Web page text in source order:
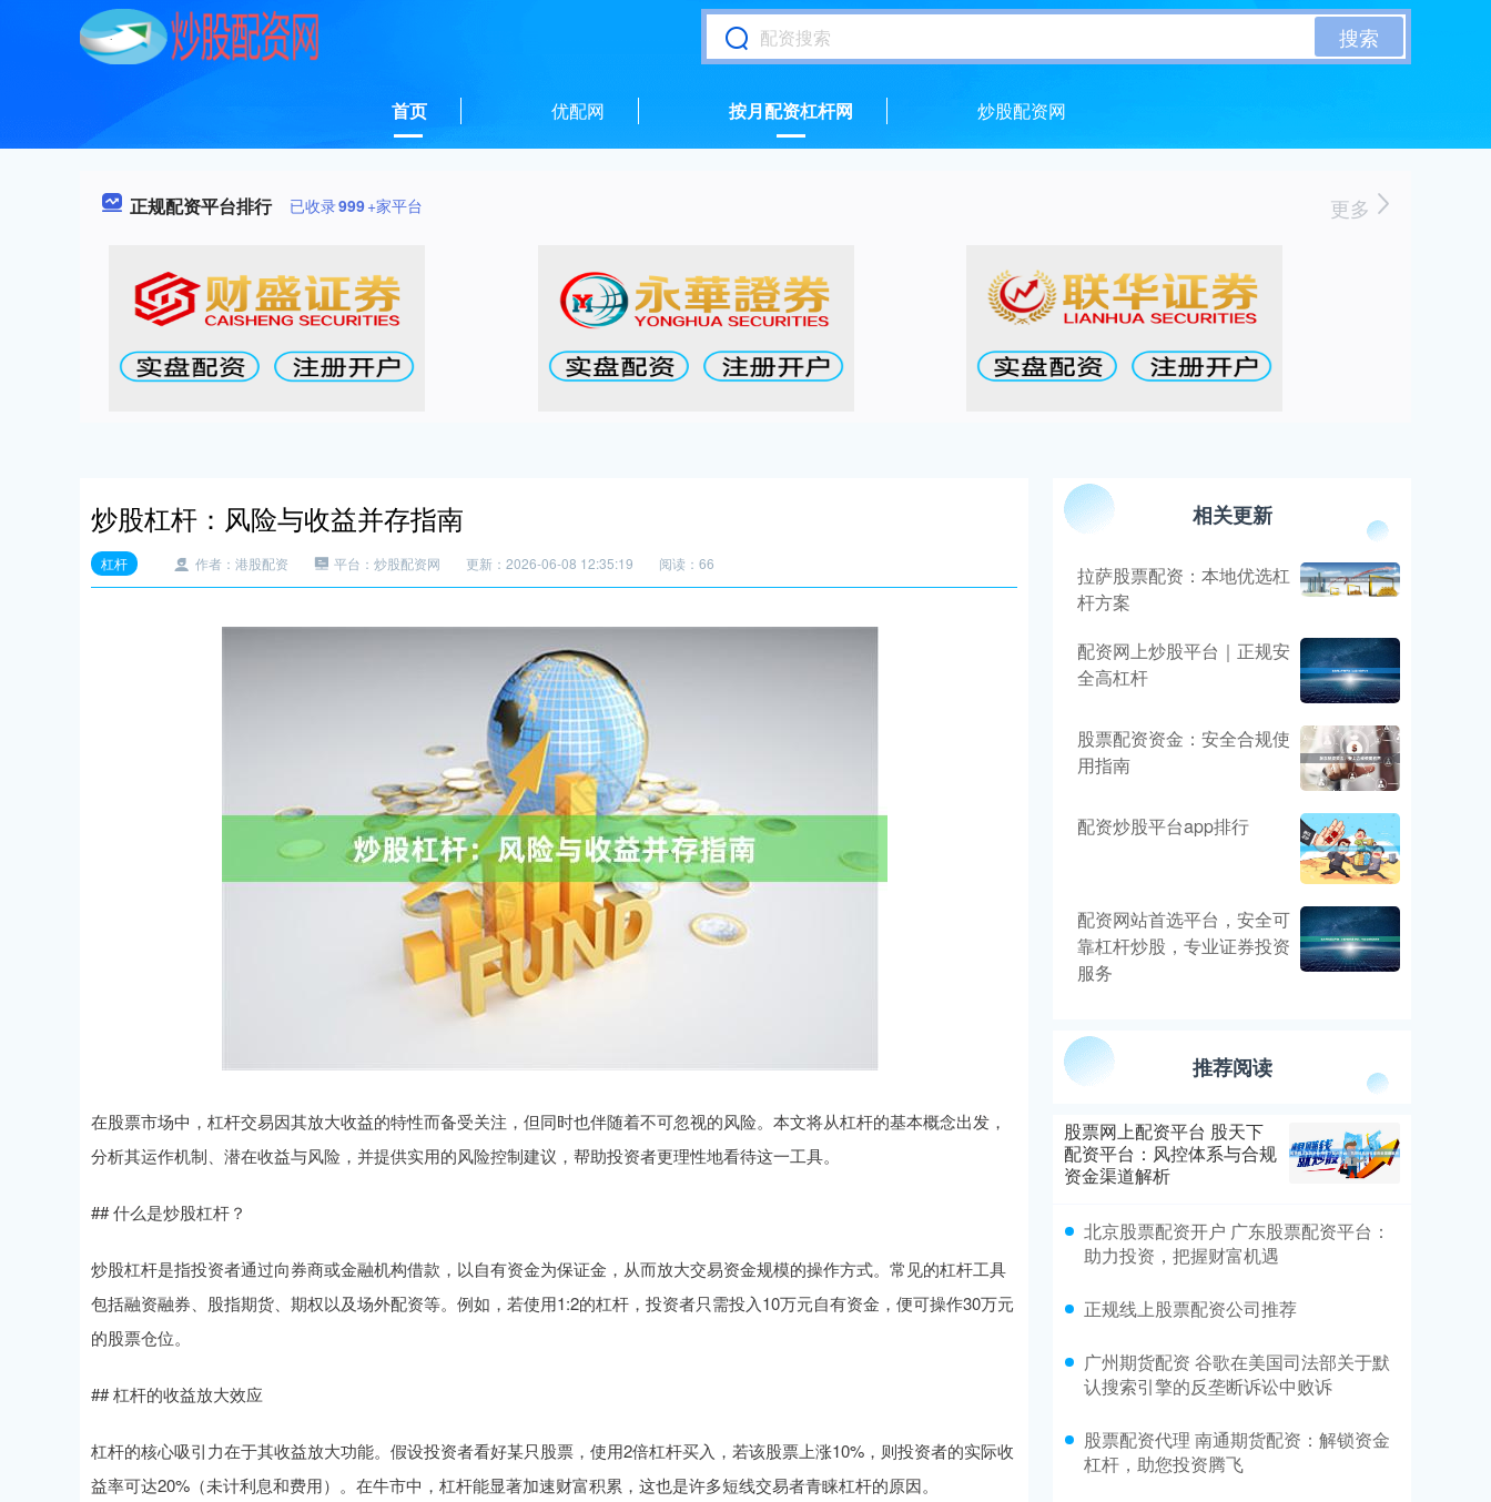
搜索
首页 优配网 按月配资杠杆网 炒股配资网
正规配资平台排行 已收录999+家平台 更多
炒股杠杆：风险与收益并存指南
杠杆 作者：港股配资 平台：炒股配资网 更新：2026-06-08 12:35:19 阅读：66
在股票市场中，杠杆交易因其放大收益的特性而备受关注，但同时也伴随着不可忽视的风险。本文将从杠杆的基本概念出发，
分析其运作机制、潜在收益与风险，并提供实用的风险控制建议，帮助投资者更理性地看待这一工具。
## 什么是炒股杠杆？
炒股杠杆是指投资者通过向券商或金融机构借款，以自有资金为保证金，从而放大交易资金规模的操作方式。常见的杠杆工具
包括融资融券、股指期货、期权以及场外配资等。例如，若使用1:2的杠杆，投资者只需投入10万元自有资金，便可操作30万元
的股票仓位。
## 杠杆的收益放大效应
杠杆的核心吸引力在于其收益放大功能。假设投资者看好某只股票，使用2倍杠杆买入，若该股票上涨10%，则投资者的实际收
益率可达20%（未计利息和费用）。在牛市中，杠杆能显著加速财富积累，这也是许多短线交易者青睐杠杆的原因。
相关更新
拉萨股票配资：本地优选杠
杆方案
配资网上炒股平台｜正规安
全高杠杆
股票配资资金：安全合规使
用指南
配资炒股平台app排行
配资网站首选平台，安全可
靠杠杆炒股，专业证券投资
服务
推荐阅读
股票网上配资平台 股天下
配资平台：风控体系与合规
资金渠道解析
北京股票配资开户 广东股票配资平台：
助力投资，把握财富机遇
正规线上股票配资公司推荐
广州期货配资 谷歌在美国司法部关于默
认搜索引擎的反垄断诉讼中败诉
股票配资代理 南通期货配资：解锁资金
杠杆，助您投资腾飞